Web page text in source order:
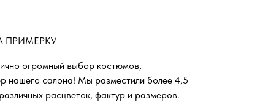
ПРИМЕРКУ
огромный выбор костюмов,
нашего салона! Мы разместили более 4,5
расцветок, фактур и размеров.